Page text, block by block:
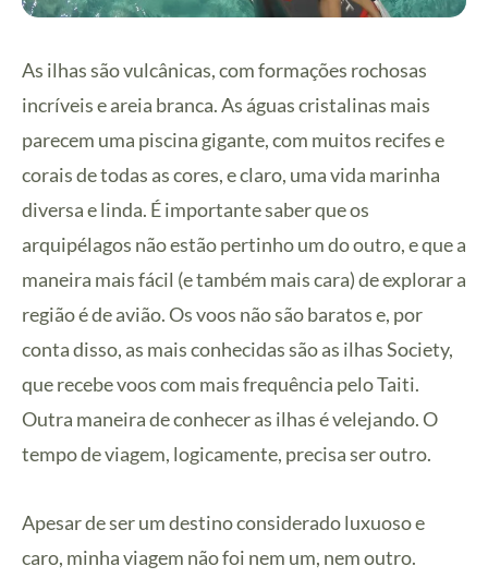
As ilhas são vulcânicas, com formações rochosas
incríveis e areia branca. As águas cristalinas mais
parecem uma piscina gigante, com muitos recifes e
corais de todas as cores, e claro, uma vida marinha
diversa e linda. É importante saber que os
arquipélagos não estão pertinho um do outro, e que a
maneira mais fácil (e também mais cara) de explorar a
região é de avião. Os voos não são baratos e, por
conta disso, as mais conhecidas são as ilhas Society,
que recebe voos com mais frequência pelo Taiti.
Outra maneira de conhecer as ilhas é velejando. O
tempo de viagem, logicamente, precisa ser outro.
Apesar de ser um destino considerado luxuoso e
caro, minha viagem não foi nem um, nem outro.